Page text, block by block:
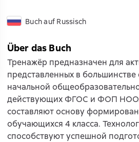
Buch auf Russisch
Über das Buch
Тренажёр предназначен для
представленных в
начальной
действующих ФГОС и ФОП НОО.
составляют основу
обучающихся 4 класса.
способствуют успешной